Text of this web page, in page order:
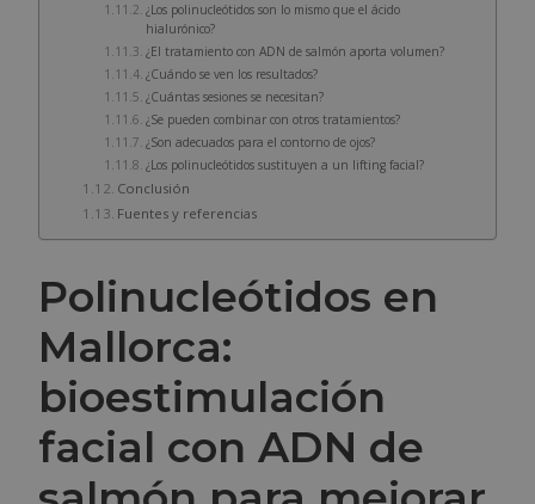
¿Los polinucleótidos son lo mismo que el ácido
hialurónico?
¿El tratamiento con ADN de salmón aporta volumen?
¿Cuándo se ven los resultados?
¿Cuántas sesiones se necesitan?
¿Se pueden combinar con otros tratamientos?
¿Son adecuados para el contorno de ojos?
¿Los polinucleótidos sustituyen a un lifting facial?
Conclusión
Fuentes y referencias
Polinucleótidos en
Mallorca:
bioestimulación
facial con ADN de